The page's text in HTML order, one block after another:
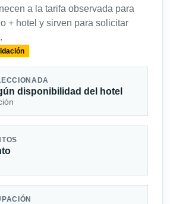
a la tarifa observada para
+ hotel y sirven para solicitar
disponibilidad del hotel